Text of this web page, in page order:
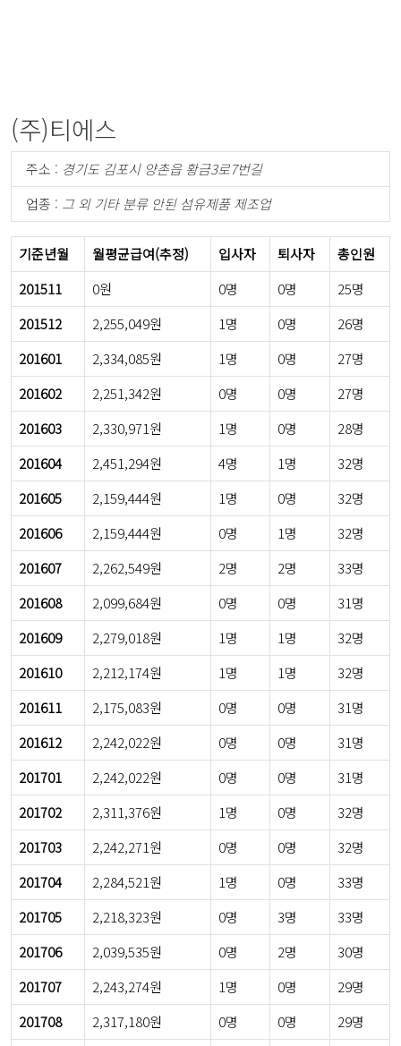
(주)티에스
주소 : 경기도 김포시 양촌읍 황금3로7번길
업종 : 그 외 기타 분류 안된 섬유제품 제조업
기준년월 월평균급여(추정) 입사자 퇴사자
총인원
201511
0원 0명 0명
25명
201512
2,255,049원 1명 0명
26명
201601
2,334,085원 1명 0명
27명
201602
2,251,342원 0명 0명
27명
201603
2,330,971원 1명 0명
28명
201604
2,451,294원 4명 1명
32명
201605
2,159,444원 1명 0명
32명
201606
2,159,444원 0명 1명
32명
201607
2,262,549원 2명 2명
33명
201608
2,099,684원 0명 0명
31명
201609
2,279,018원 1명 1명
32명
201610
2,212,174원 1명 1명
32명
201611
2,175,083원 0명 0명
31명
201612
2,242,022원 0명 0명
31명
201701
2,242,022원 0명 0명
31명
201702
2,311,376원 1명 0명
32명
201703
2,242,271원 0명 0명
32명
201704
2,284,521원 1명 0명
33명
201705
2,218,323원 0명 3명
33명
201706
2,039,535원 0명 2명
30명
201707
2,243,274원 1명 0명
29명
201708
2,317,180원 0명 0명
29명